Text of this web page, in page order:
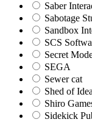
Saber
Sabotage
Sandbox
SCS
Secret
SEGA
Sewer cat
Shed of
Shiro
Sidekick